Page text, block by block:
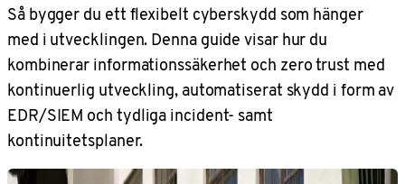
Så bygger du ett flexibelt cyberskydd som hänger
med i utvecklingen. Denna guide visar hur du
kombinerar informationssäkerhet och zero trust med
kontinuerlig utveckling, automatiserat skydd i form av
EDR/SIEM och tydliga incident- samt
kontinuitetsplaner.